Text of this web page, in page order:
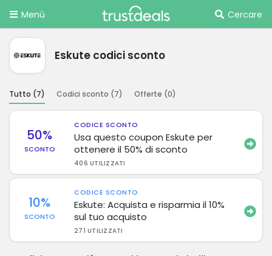
Menù Cercare
Eskute codici sconto
Tutto (7) Codici sconto (7) Offerte (0)
50%
SCONTO
CODICE SCONTO
Usa questo coupon Eskute per
ottenere il 50% di sconto
406 UTILIZZATI
10%
SCONTO
CODICE SCONTO
Eskute: Acquista e risparmia il 10%
sul tuo acquisto
271 UTILIZZATI